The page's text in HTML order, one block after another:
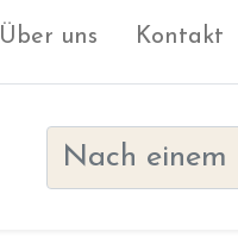
Über uns Kontakt